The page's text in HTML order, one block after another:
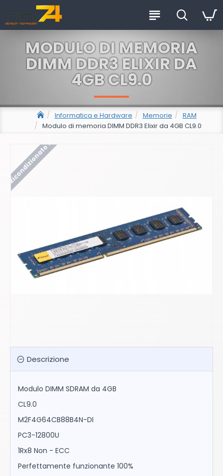
Informatica e Hardware Memorie
RAM
Modulo di memoria DIMM DDR3 Elixir da 4GB CL9.0
MODULO DI MEMORIA
DIMM DDR3 ELIXIR DA
4GB CL9.0
Ricondizionato !
Descrizione
Modulo DIMM SDRAM da 4GB
CL9.0
M2F4G64CB88B4N-DI
PC3-12800U
1Rx8 Non - ECC
Perfettamente funzionante 100%